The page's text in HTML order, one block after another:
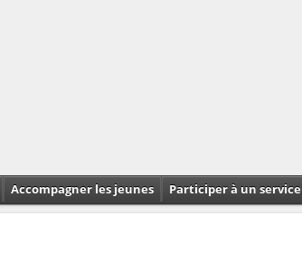
Accompagner les jeunes Participer à un service